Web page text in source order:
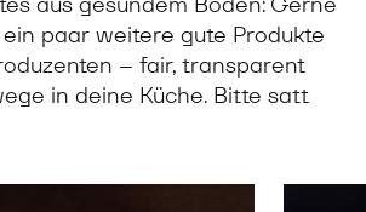
paar weitere gute Produkte
– fair, transparent
in deine Küche. Bitte satt